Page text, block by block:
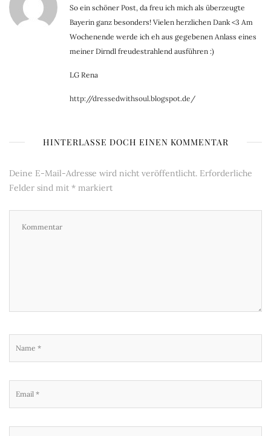
So ein schöner Post, da freu ich mich als überzeugte
Bayerin ganz besonders! Vielen herzlichen Dank <3 Am
Wochenende werde ich eh aus gegebenen Anlass eines
meiner Dirndl freudestrahlend ausführen :)
LG Rena
http://dressedwithsoul.blogspot.de/
HINTERLASSE DOCH EINEN KOMMENTAR
Deine E-Mail-Adresse wird nicht veröffentlicht. Erforderliche
Felder sind mit * markiert